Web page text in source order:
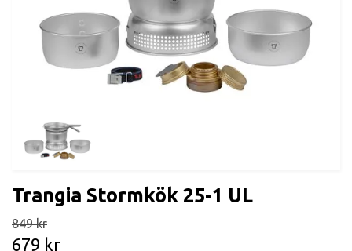
Trangia Stormkök 25-1 UL
849 kr
679 kr